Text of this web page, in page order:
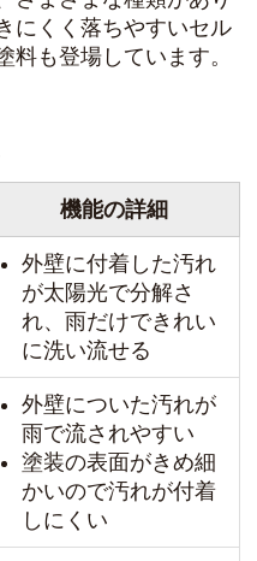
にくく落ちやすいセル
料も登場しています。
機能の詳細
外壁に付着した汚れ
が太陽光で分解さ
れ、雨だけできれい
に洗い流せる
外壁についた汚れが
雨で流されやすい
塗装の表面がきめ細
かいので汚れが付着
しにくい